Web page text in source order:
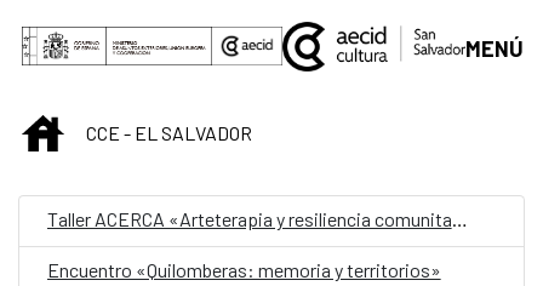
Saltar al contenido principal
MENÚ
INICIOCCE - EL SALVADOR
Encuentro «Quilomberas: memoria y territorios»